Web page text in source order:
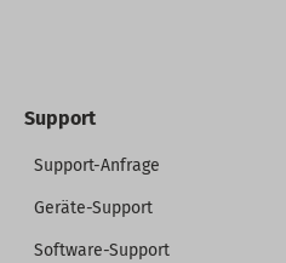
Support
Support-Anfrage
Geräte-Support
Software-Support